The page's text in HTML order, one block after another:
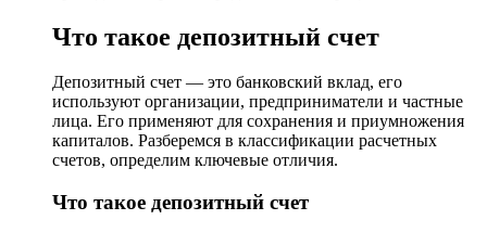
Что такое депозитный счет
Депозитный счет — это банковский вклад, его
используют организации, предприниматели и частные
лица. Его применяют для сохранения и приумножения
капиталов. Разберемся в классификации расчетных
счетов, определим ключевые отличия.
Что такое депозитный счет